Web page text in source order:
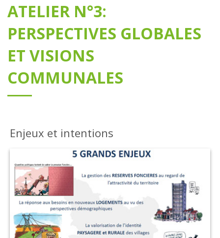
ATELIER N°3:
PERSPECTIVES GLOBALES
ET VISIONS
COMMUNALES
Enjeux et intentions